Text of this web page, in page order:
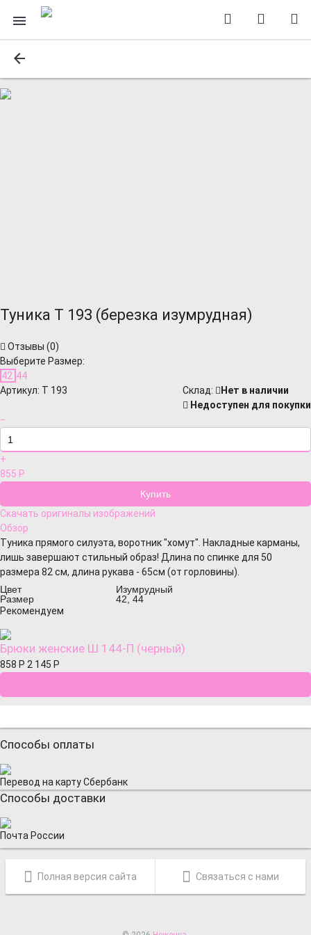
Туника Т 193 (березка изумрудная)
Отзывы (0)
Выберите Размер:
42 44
Артикул: Т 193 Cклад:
Нет в наличии
Недоступен для покупки
−
+
855 Р
Скачать оригиналы изображений
Обзор
Туника прямого силуэта, воротник "хомут". Накладные карманы,
лишь завершают стильный образ! Длина по спинке для 50
размера 82 см, длина рукава - 65см (от горловины).
Цвет
Изумрудный
Размер
42, 44
Рекомендуем
Брюки женские Ш 144-П (черный)
858 Р 2 145 Р
Способы оплаты
Перевод на карту Сбербанк
Способы доставки
Почта России
Полная версия сайта Связаться с нами